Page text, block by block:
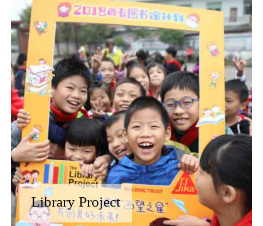
Library Project